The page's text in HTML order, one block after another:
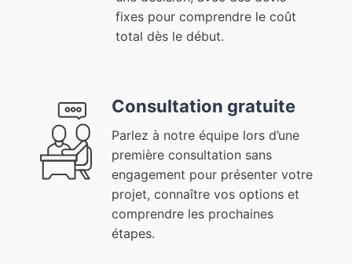
fixes pour comprendre le coût
total dès le début.
Consultation gratuite
Parlez à notre équipe lors d’une
première consultation sans
engagement pour présenter votre
projet, connaître vos options et
comprendre les prochaines
étapes.